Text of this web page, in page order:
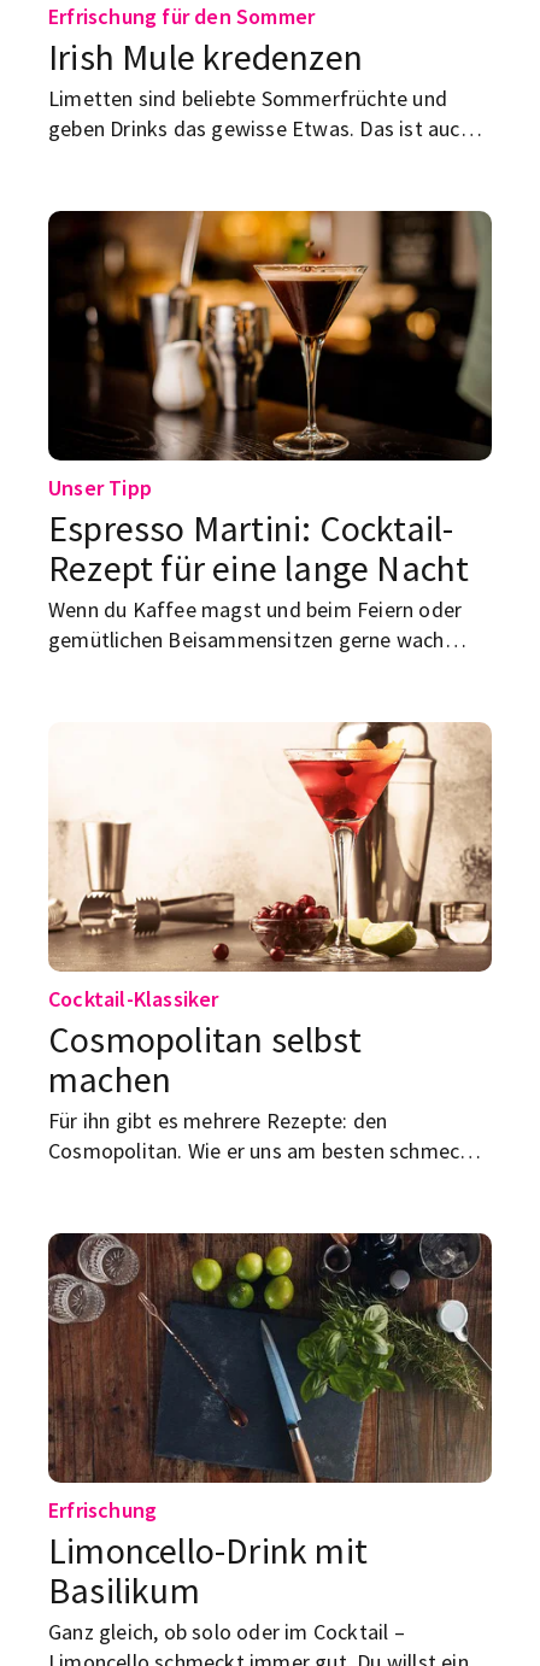
Erfrischung für den Sommer
Irish Mule kredenzen
Limetten sind beliebte Sommerfrüchte und
geben Drinks das gewisse Etwas. Das ist auch
Unser Tipp
Espresso Martini: Cocktail-
Rezept für eine lange Nacht
Wenn du Kaffee magst und beim Feiern oder
gemütlichen Beisammensitzen gerne wach
Cocktail-Klassiker
Cosmopolitan selbst
machen
Für ihn gibt es mehrere Rezepte: den
Cosmopolitan. Wie er uns am besten schmeckt,
Erfrischung
Limoncello-Drink mit
Basilikum
Ganz gleich, ob solo oder im Cocktail –